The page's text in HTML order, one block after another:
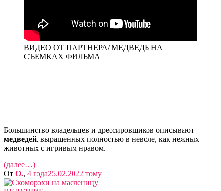
ВИДЕО ОТ ПАРТНЕРА/ МЕДВЕДЬ НА
СЪЕМКАХ ФИЛЬМА
Большинство владельцев и дрессировщиков описывают
медведей, выращенных полностью в неволе, как нежных
животных с игривым нравом.
(далее…)
От O., 4 года25.02.2022 тому